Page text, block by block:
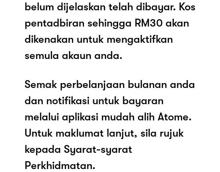
belum dijelaskan telah dibayar. Kos
pentadbiran sehingga RM30 akan
dikenakan untuk mengaktifkan
semula akaun anda.
Semak perbelanjaan bulanan anda
dan notifikasi untuk bayaran
melalui aplikasi mudah alih Atome.
Untuk maklumat lanjut, sila rujuk
kepada Syarat-syarat
Perkhidmatan.